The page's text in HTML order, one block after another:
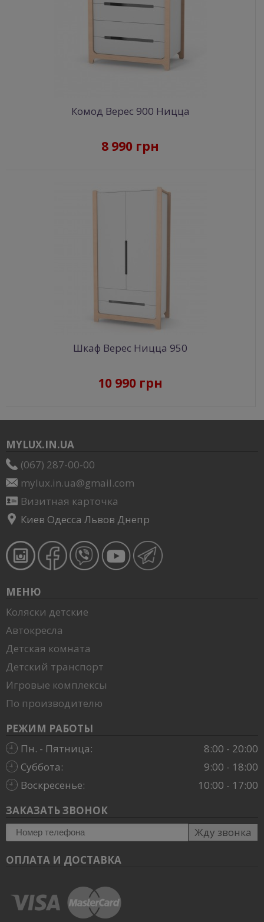
Комод Верес 900 Ницца
8 990 грн
Шкаф Верес Ницца 950
10 990 грн
MYLUX.IN.UA
(067) 287-00-00
mylux.in.ua@gmail.com
Визитная карточка
Киев Одесса Львов Днепр
МЕНЮ
Коляски детские
Автокресла
Детская комната
Детский транспорт
Игровые комплексы
По производителю
РЕЖИМ РАБОТЫ
Пн. - Пятница:
8:00 - 20:00
Суббота:
9:00 - 18:00
Воскресенье:
10:00 - 17:00
ЗАКАЗАТЬ ЗВОНОК
Жду звонка
ОПЛАТА И ДОСТАВКА